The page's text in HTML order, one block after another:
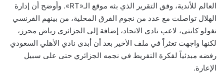
العالم للأندية، وفق التقرير الذي بثه موقع الـ«RT». وأوضح أن إدارة
الهلال تواصلت مع عدد من نجوم الفرق المحلية، من بينهم الفرنسي
نغولو كانتي، لاعب نادي الاتحاد، إضافة إلى الجزائري رياض محرز،
لكنها واجهت تعثراً في ملف الأخير بعد أن أبدى نادي الأهلي السعودي
رفضه مبدئياً لفكرة التفريط في نجمه الجزائري حتى على سبيل
الإعارة.